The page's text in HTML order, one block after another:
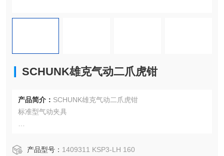
SCHUNK雄克气动二爪虎钳
产品简介： SCHUNK雄克气动二爪虎钳
标准型气动夹具
双爪夹具
产品型号： 1409311 KSP3-LH 160